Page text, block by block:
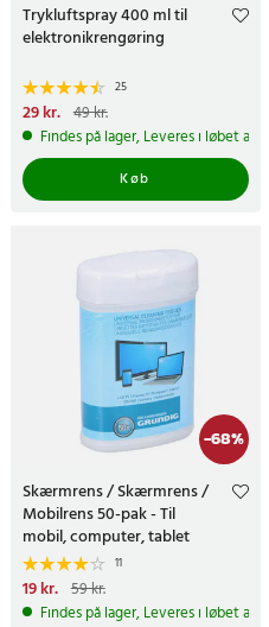
Trykluftspray 400 ml til
elektronikrengøring
25
Nuværende pris
pris:49 kr.
29 kr. 49 kr.
Findes på lager, Leveres i løbet af
Køb
-68%
Skærmrens / Skærmrens /
Mobilrens 50-pak - Til
mobil, computer, tablet
11
Nuværende pris
pris:59 kr.
19 kr. 59 kr.
Findes på lager, Leveres i løbet af